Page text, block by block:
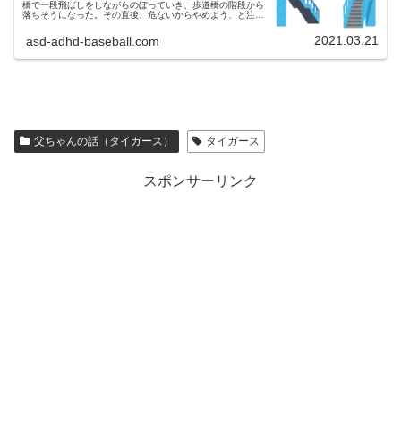
橋で一段飛ばしをしながらのぼっていき、歩道橋の階段から
落ちそうになった。その直後、危ないからやめよう、と注意
ちにいってしまっていた。
asd-adhd-baseball.com 2021.03.21
父ちゃんの話（タイガース） タイガース
スポンサーリンク